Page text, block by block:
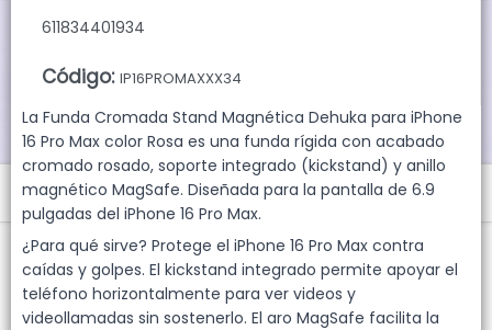
611834401934
Código: IP16PROMAXXX34
La Funda Cromada Stand Magnética Dehuka para iPhone
16 Pro Max color Rosa es una funda rígida con acabado
cromado rosado, soporte integrado (kickstand) y anillo
magnético MagSafe. Diseñada para la pantalla de 6.9
pulgadas del iPhone 16 Pro Max.
¿Para qué sirve? Protege el iPhone 16 Pro Max contra
caídas y golpes. El kickstand integrado permite apoyar el
teléfono horizontalmente para ver videos y
videollamadas sin sostenerlo. El aro MagSafe facilita la
CÓMO COMPRAR
QUIÉNES SOMOS
GARANTIAS
CONTACTO
Menú